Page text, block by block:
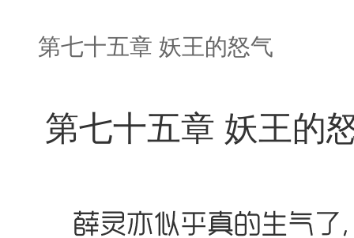
第七十五章 妖王的怒气
第七十五章 妖王的